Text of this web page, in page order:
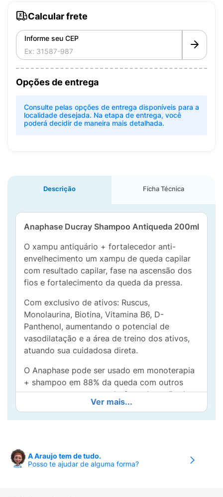
Calcular frete
Informe seu CEP
Opções de entrega
Consulte pelas opções de entrega disponíveis para a
localidade desejada. Na etapa de entrega, você
poderá decidir de maneira mais detalhada.
Descrição Ficha Técnica
Anaphase Ducray Shampoo Antiqueda 200ml
O xampu antiquário + fortalecedor anti-
envelhecimento um xampu de queda capilar
com resultado capilar, fase na ascensão dos
fios e fortalecimento da queda da pressa.
Com exclusivo de ativos: Ruscus,
Monolaurina, Biotina, Vitamina B6, D-
Panthenol, aumentando o potencial de
vasodilatação e a área de treino dos ativos,
atuando sua cuidadosa direta.
O Anaphase pode ser usado em monoterapia
+ shampoo em 88% da queda com outros
tratamentos, aumentando 6x a absorção do
das associações em uso regular de
tratamento antigo e posterior do Anaphase+
Ver mais...
A Araujo tem de tudo.
Posso te ajudar de alguma forma?